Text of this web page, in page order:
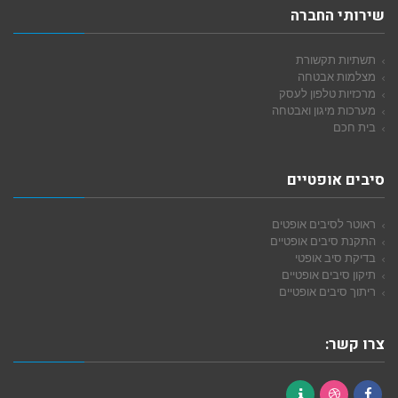
שירותי החברה
תשתיות תקשורת
מצלמות אבטחה
מרכזיות טלפון לעסק
מערכות מיגון ואבטחה
בית חכם
סיבים אופטיים
ראוטר לסיבים אופטים
התקנת סיבים אופטיים
בדיקת סיב אופטי
תיקון סיבים אופטיים
ריתוך סיבים אופטיים
צרו קשר: